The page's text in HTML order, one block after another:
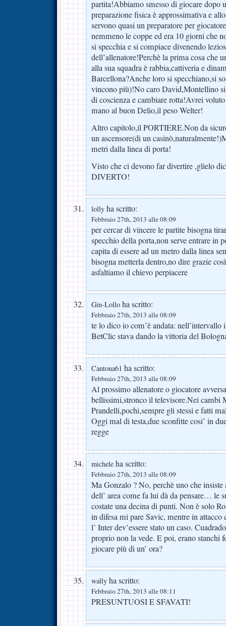
partita!Abbiamo smesso di giocare dopo
preparazione fisica è approssimativa e
servono quasi un preparatore per
nemmeno le coppe ed era 10 giorni che
si specchia e si compiace divenendo
dell’allenatore!Perchè la prima cosa che
alla sua squadra è rabbia,cattiveria e
Barcellona?Anche loro si specchiano,si
vincono più)!No caro David,Montellino si
di coscienza e cambiare rotta!Avrei
mano al buon Delio,il peso Welter!
Altro capitolo,il PORTIERE.Non da
un ascensore(di un
metri dalla linea di porta!
Visto che ci devono far divertire ,glielo
DIVERTO!
lolly ha scritto:
Febbraio 27th, 2013 alle 08:09
per cercar di vincere le partite bisogna
specchio della porta,non serve entrare in
capita di essere ad un metro dalla linea
bisogna metterla dentro,no dire grazie
asfaltiamo il chievo perpiacere
Gin-Lollo ha scritto:
Febbraio 27th, 2013 alle 08:09
te lo dico io com’è andata:
BetClic stava dando la vittoria del
Cantona61 ha scritto:
Febbraio 27th, 2013 alle 08:09
Al prossimo allenatore o giocatore
bellissimi,stronco il televisore.Nei cambi
Prandelli,pochi,sempre gli stessi e fatti
Oggi mal di testa,due sconfitte cosi’ in
regge
michele ha scritto:
Febbraio 27th, 2013 alle 08:09
Ma Gonzalo ? No, perchè uno che
dell’ area come fa lui dà da pensare… le
costate una decina di punti. Non è solo
in difesa mi pare Savic, mentre in attacco
l’ Inter dev’essere stato un caso.
proprio non la vede. E poi, erano stanchi
giocare più di un’ ora?
wally ha scritto:
Febbraio 27th, 2013 alle 08:11
PRESUNTUOSI E SFAVATI!